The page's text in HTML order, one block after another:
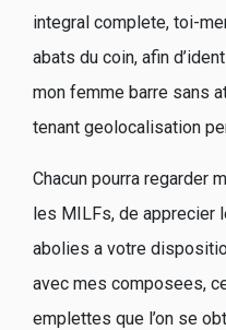
integral complete, toi-
abats du coin, afin
mon femme barre sans
tenant geolocalisation
Chacun pourra regarder
les MILFs, de apprecier
abolies a votre
avec mes composees,
emplettes que l’on se